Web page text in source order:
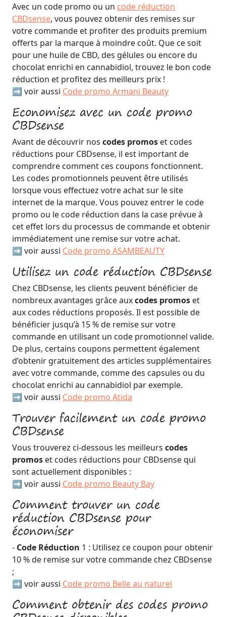
Avec un code promo ou un code réduction
CBDsense, vous pouvez obtenir des remises sur
votre commande et profiter des produits premium
offerts par la marque à moindre coût. Que ce soit
pour une huile de CBD, des gélules ou encore du
chocolat enrichi en cannabidiol, trouvez le bon code
réduction et profitez des meilleurs prix !
➡️ voir aussi Code promo Armani Beauty
Economisez avec un code promo
CBDsense
Avant de découvrir nos codes promos et codes
réductions pour CBDsense, il est important de
comprendre comment ces coupons fonctionnent.
Les codes promotionnels peuvent être utilisés
lorsque vous effectuez votre achat sur le site
internet de la marque. Vous pouvez entrer le code
promo ou le code réduction dans la case prévue à
cet effet lors du processus de commande et obtenir
immédiatement une remise sur votre achat.
➡️ voir aussi Code promo ASAMBEAUTY
Utilisez un code réduction CBDsense
Chez CBDsense, les clients peuvent bénéficier de
nombreux avantages grâce auxcodes promos et
aux codes réductions proposés. Il est possible de
bénéficier jusqu’à 15 % de remise sur votre
commande en utilisant un code promotionnel valide.
De plus, certains coupons permettent également
d’obtenir gratuitement des articles supplémentaires
avec votre commande, comme des capsules ou du
chocolat enrichi au cannabidiol par exemple.
➡️ voir aussi Code promo Atida
Trouver facilement un code promo
CBDsense
Vous trouverez ci-dessous les meilleurs codes
promos et codes réductions pour CBDsense qui
sont actuellement disponibles :
➡️ voir aussi Code promo Beauty Bay
Comment trouver un code
réduction CBDsense pour
économiser
- Code Réduction 1 : Utilisez ce coupon pour obtenir
10 % de remise sur votre commande chez CBDsense
;
➡️ voir aussi Code promo Belle au naturel
Comment obtenir des codes promo